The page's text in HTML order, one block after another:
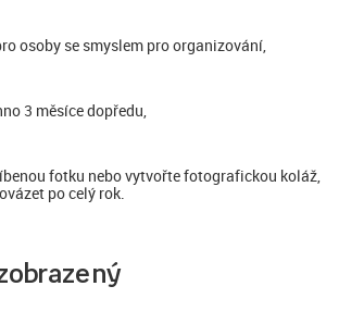
osoby se smyslem pro organizování,
3 měsíce dopředu,
fotku nebo vytvořte fotografickou koláž,
po celý rok.